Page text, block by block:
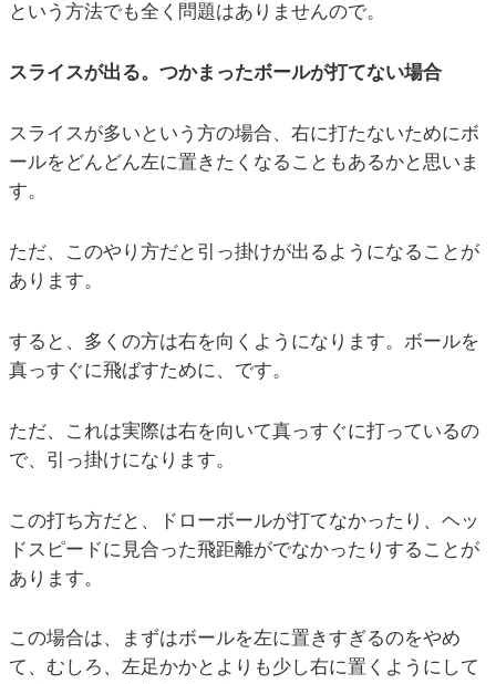
という方法でも全く問題はありませんので。
スライスが出る。つかまったボールが打てない場合
スライスが多いという方の場合、右に打たないためにボ
ールをどんどん左に置きたくなることもあるかと思いま
す。
ただ、このやり方だと引っ掛けが出るようになることが
あります。
すると、多くの方は右を向くようになります。ボールを
真っすぐに飛ばすために、です。
ただ、これは実際は右を向いて真っすぐに打っているの
で、引っ掛けになります。
この打ち方だと、ドローボールが打てなかったり、ヘッ
ドスピードに見合った飛距離がでなかったりすることが
あります。
この場合は、まずはボールを左に置きすぎるのをやめ
て、むしろ、左足かかとよりも少し右に置くようにして